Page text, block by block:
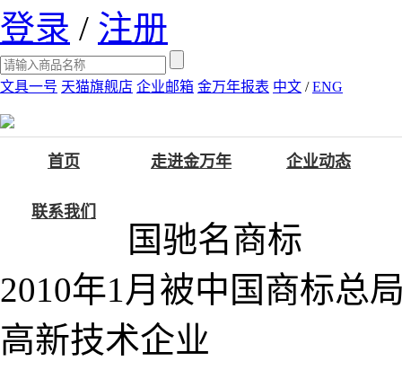
登录 / 注册
文具一号 天猫旗舰店 企业邮箱 金万年报表 中文 / ENG
首页 走进金万年 企业动态
联系我们
国驰名商标
2010年1月被中国商标总
高新技术企业